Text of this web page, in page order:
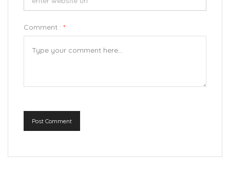
Comment : *
Post Comment